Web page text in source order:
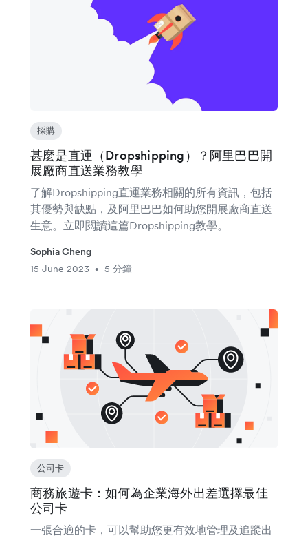
採購
甚麼是直運（Dropshipping）？阿里巴巴開
展廠商直送業務教學
了解Dropshipping直運業務相關的所有資訊，包括
其優勢與缺點，及阿里巴巴如何助您開展廠商直送
生意。立即閲讀這篇Dropshipping教學。
Sophia Cheng
15 June 2023
• 5 分鐘
公司卡
商務旅遊卡：如何為企業海外出差選擇最佳
公司卡
一張合適的卡，可以幫助您更有效地管理及追蹤出